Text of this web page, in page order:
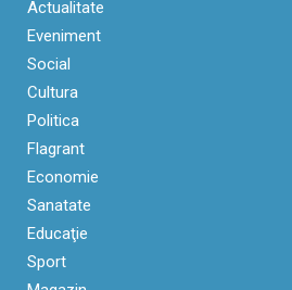
Actualitate
Eveniment
Social
Cultura
Politica
Flagrant
Economie
Sanatate
Educaţie
Sport